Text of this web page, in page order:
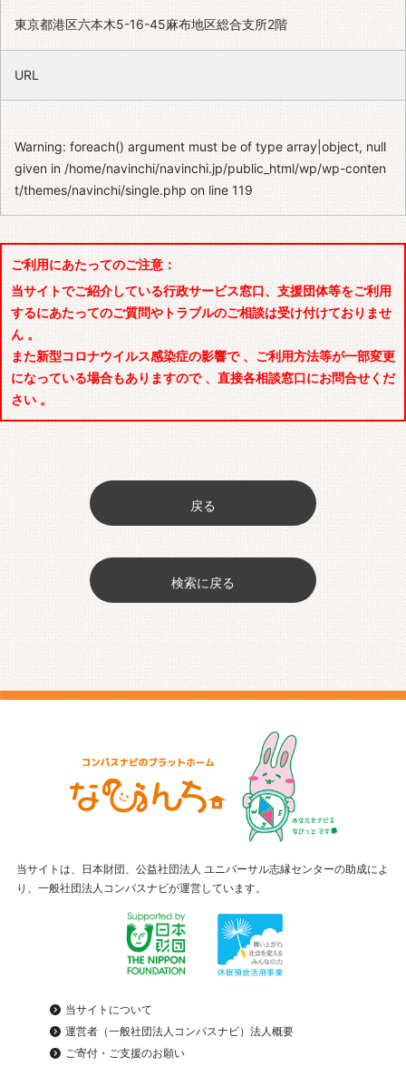
東京都港区六本木5-16-45麻布地区総合支所2階
URL
Warning: foreach() argument must be of type array|object, null
given in/home/navinchi/navinchi.jp/public_html/wp/wp-conten
t/themes/navinchi/single.php on line119
ご利用にあたってのご注意：
当サイトでご紹介している行政サービス窓口、支援団体等をご利用
するにあたってのご質問やトラブルのご相談は受け付けておりませ
ん 。
また新型コロナウイルス感染症の影響で 、ご利用方法等が一部変更
になっている場合もありますので 、直接各相談窓口にお問合せくだ
さい 。
戻る
検索に戻る
当サイトは、日本財団、公益社団法人 ユニバーサル志縁センターの助成によ
り、一般社団法人コンパスナビが運営しています。
当サイトについて
運営者（一般社団法人コンパスナビ）法人概要
ご寄付・ご支援のお願い